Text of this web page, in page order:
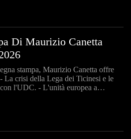
Di Maurizio Canetta
stampa, Maurizio Canetta offre
La crisi della Lega dei Ticinesi e le
l'UDC. - L'unità europea a